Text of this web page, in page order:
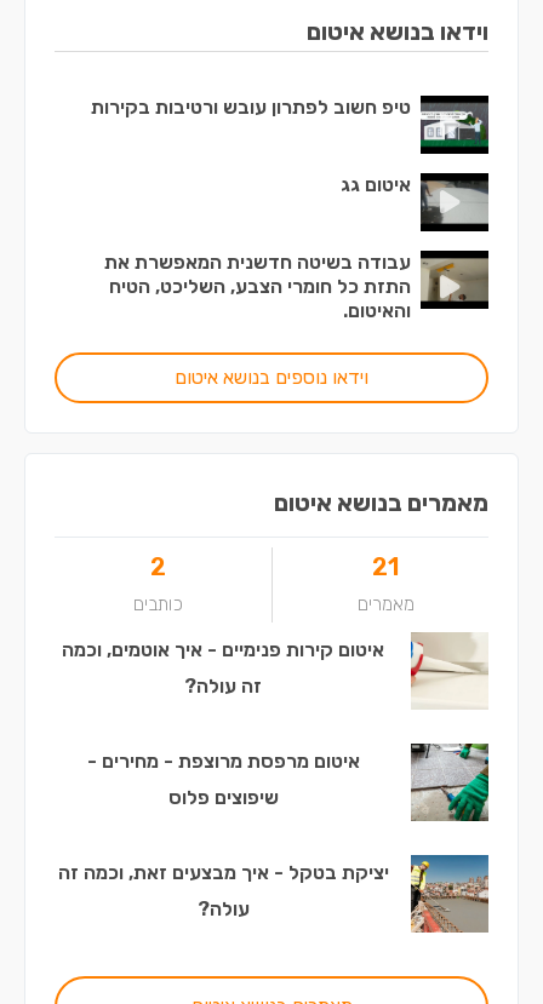
וידאו בנושא איטום
טיפ חשוב לפתרון עובש ורטיבות בקירות
איטום גג
עבודה בשיטה חדשנית המאפשרת את
התזת כל חומרי הצבע, השליכט, הטיח
והאיטום.
וידאו נוספים בנושא איטום
מאמרים בנושא איטום
21
מאמרים
2
כותבים
איטום קירות פנימיים - איך אוטמים, וכמה
זה עולה?
איטום מרפסת מרוצפת - מחירים -
שיפוצים פלוס
יציקת בטקל - איך מבצעים זאת, וכמה זה
עולה?